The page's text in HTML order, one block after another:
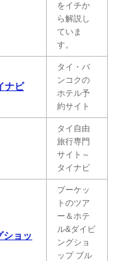
をイチか
ら解説し
ていま
す。
ナビ
タイ・バ
ンコクの
ホテル予
約サイト
タイ自由
旅行専門
サイト～
タイナビ
ショッ
プーケッ
トのツア
ー＆ホテ
ル&ダイビ
ングショ
ップ ブル